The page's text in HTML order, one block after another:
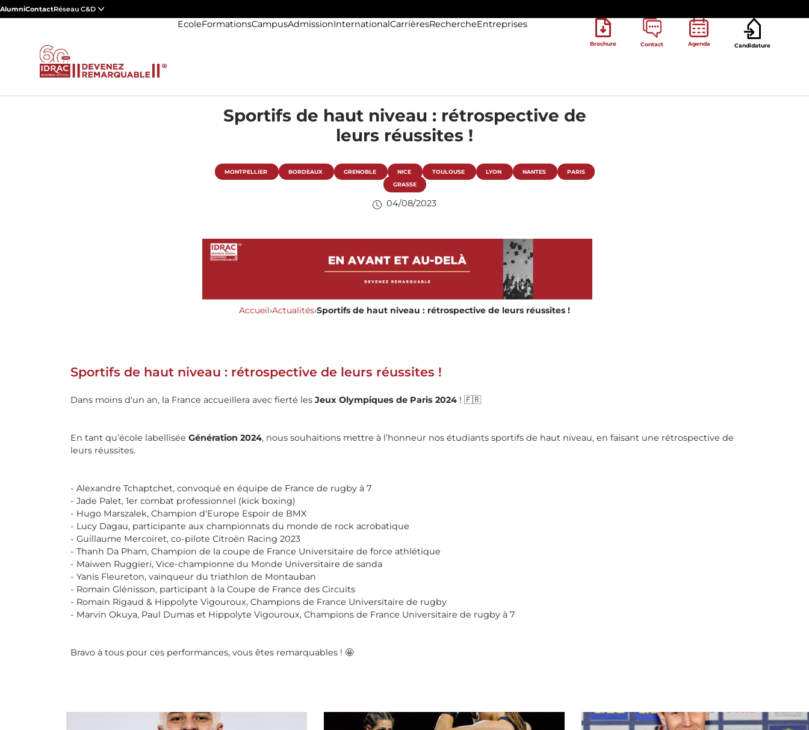
AlumniContactRéseau C&D
EcoleFormationsCampusAdmissionInternationalCarrièresRechercheEntreprises
Brochure Contact Agenda Candidature
Sportifs de haut niveau : rétrospective de
leurs réussites !
MONTPELLIER BORDEAUX GRENOBLE NICE TOULOUSE LYON NANTES
PARIS
GRASSE
04/08/2023
Accueil›Actualités›Sportifs de haut niveau : rétrospective de leurs réussites !
Sportifs de haut niveau : rétrospective de leurs réussites !
Dans moins d'un an, la France accueillera avec fierté les Jeux Olympiques de Paris 2024 ! 🇫🇷
En tant qu’école labellisée Génération 2024, nous souhaitions mettre à l’honneur nos étudiants sportifs de haut niveau, en faisant une rétrospective de
leurs réussites.
- Alexandre Tchaptchet, convoqué en équipe de France de rugby à 7
- Jade Palet, 1er combat professionnel (kick boxing)
- Hugo Marszalek, Champion d'Europe Espoir de BMX
- Lucy Dagau, participante aux championnats du monde de rock acrobatique
- Guillaume Mercoiret, co-pilote Citroën Racing 2023
- Thanh Da Pham, Champion de la coupe de France Universitaire de force athlétique
- Maiwen Ruggieri, Vice-championne du Monde Universitaire de sanda
- Yanis Fleureton, vainqueur du triathlon de Montauban
- Romain Glénisson, participant à la Coupe de France des Circuits
- Romain Rigaud & Hippolyte Vigouroux, Champions de France Universitaire de rugby
- Marvin Okuya, Paul Dumas et Hippolyte Vigouroux, Champions de France Universitaire de rugby à 7
Bravo à tous pour ces performances, vous êtes remarquables ! 🤩